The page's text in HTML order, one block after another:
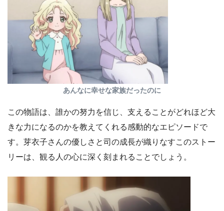
あんなに幸せな家族だったのに
この物語は、誰かの努力を信じ、支えることがどれほど大
きな力になるのかを教えてくれる感動的なエピソードで
す。芽衣子さんの優しさと司の成長が織りなすこのストー
リーは、観る人の心に深く刻まれることでしょう。